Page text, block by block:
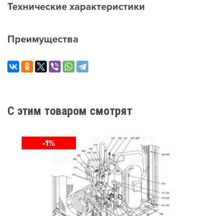
Технические характеристики
Преимущества
C этим товаром смотрят
-1%